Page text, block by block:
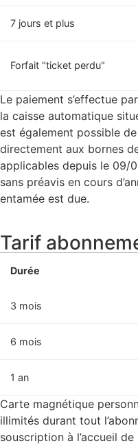
7 jours et plus
Forfait "ticket perdu"
Le paiement s’effectue
la caisse automatique
est également possible
directement aux bornes
applicables depuis le 09/
sans préavis en cours
entamée est due.
Tarif
Durée
3 mois
6 mois
1 an
Carte magnétique
illimités durant tout
souscription à l’accueil de